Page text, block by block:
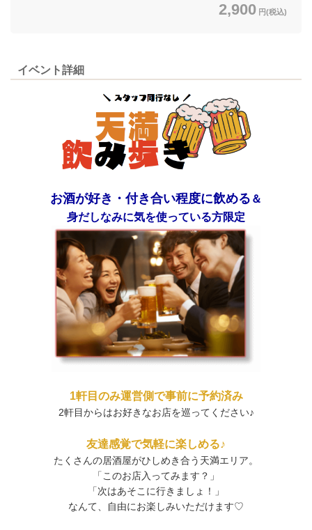
2,900 円(税込)
イベント詳細
お酒が好き・付き合い程度に飲める ＆
身だしなみに気を使っている方限定
1軒目のみ運営側で事前に予約済み
2軒目からはお好きなお店を巡ってください♪
友達感覚で気軽に楽しめる♪
たくさんの居酒屋がひしめき合う天満エリア。
「このお店入ってみます？」
「次はあそこに行きましょ！」
なんて、自由にお楽しみいただけます♡